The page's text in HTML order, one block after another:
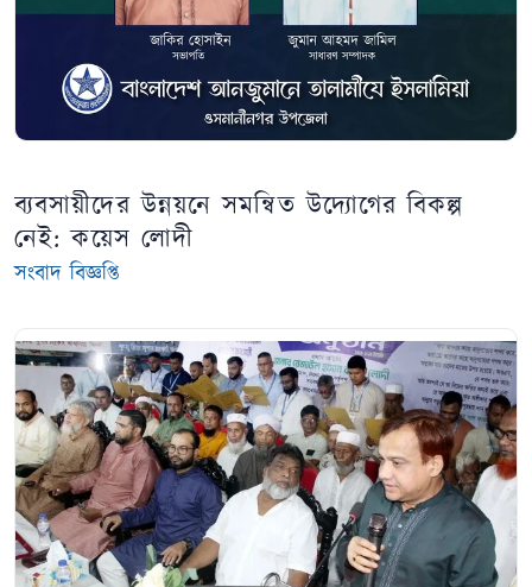
ব্যবসায়ীদের উন্নয়নে সমন্বিত উদ্যোগের বিকল্প
নেই: কয়েস লোদী
সংবাদ বিজ্ঞপ্তি